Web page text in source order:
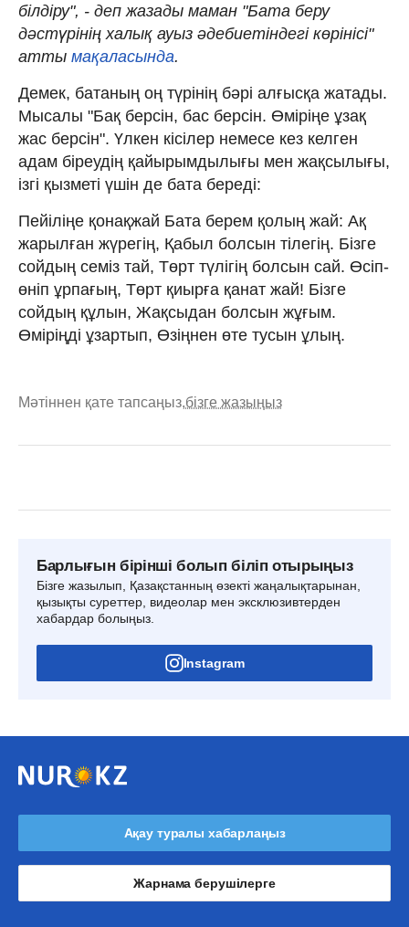
білдіру", - деп жазады маман "Бата беру
дәстүрінің халық ауыз әдебиетіндегі көрінісі"
атты мақаласында.
Демек, батаның оң түрінің бәрі алғысқа жатады.
Мысалы "Бақ берсiн, бас берсiн. Өмiрiңе ұзақ
жас берсiн". Үлкен кiсiлер немесе кез келген
адам бiреудiң қайырымдылығы мен жақсылығы,
iзгi қызметi үшiн де бата бередi:
Пейіліңе қонақжай Бата берем қолың жай: Ақ
жарылған жүрегің, Қабыл болсын тілегің. Бізге
сойдың семіз тай, Төрт түлігің болсын сай. Өсіп-
өніп ұрпағың, Төрт қиырға қанат жай! Бізге
сойдың құлын, Жақсыдан болсын жұғым.
Өміріңді ұзартып, Өзіңнен өте тусын ұлың.
Мәтіннен қате тапсаңыз,бізге жазыңыз
Барлығын бірінші болып біліп отырыңыз
Бізге жазылып, Қазақстанның өзекті жаңалықтарынан,
қызықты суреттер, видеолар мен эксклюзивтерден
хабардар болыңыз.
Instagram
Ақау туралы хабарлаңыз
Жарнама берушілерге